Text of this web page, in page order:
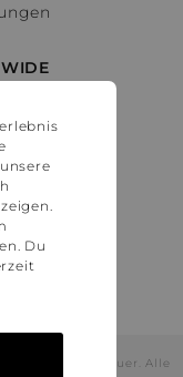
Mehrwertsteuer. Alle
Du